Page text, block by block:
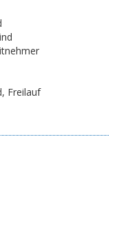
Freilauf